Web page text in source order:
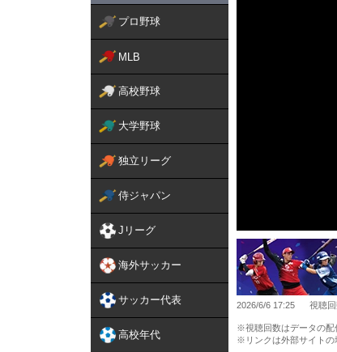
プロ野球
MLB
高校野球
大学野球
独立リーグ
侍ジャパン
Jリーグ
海外サッカー
サッカー代表
高校年代
2026/6/6 17:25 視聴
※視聴回数はデータの配
※リンクは外部サイトの